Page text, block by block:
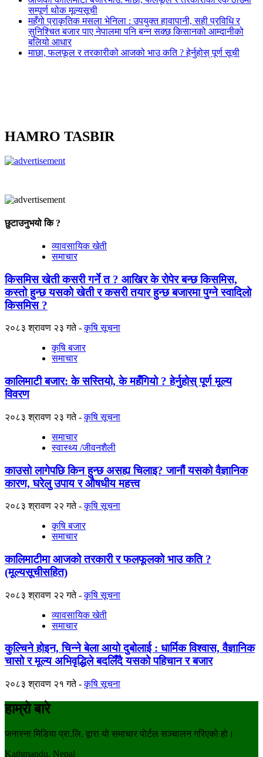
सम्पूर्ण थोक मूल्यसूची
महँगो प्राकृतिक मसला भेनिला : उपयुक्त हावापानी, सही प्रविधि र
सुनिश्चित बजार पाए नेपालमा पनि बन्न सक्छ किसानको आम्दानीको
बलियो आधार
माछा, फलफूल र तरकारीको आजको भाउ कति ? हेर्नुहोस् पूर्ण सूची
HAMRO TASBIR
छुटाउनुभयो कि ?
व्यावसायिक खेती
समाचार
किसमिस खेती कसरी गर्ने त ? आखिर के रोपेर बन्छ किसमिस,
कस्तो हुन्छ यसको खेती र कसरी तयार हुन्छ बजारमा पुग्ने स्वादिलो
किसमिस ?
२०८३ श्रावण २३ गते
कृषि सूचना
कृषि बजार
समाचार
कालिमाटी बजार: के सस्तियो, के महँगियो ? हेर्नुहोस् पूर्ण मूल्य
विवरण
२०८३ श्रावण २३ गते
कृषि सूचना
समाचार
स्वास्थ्य /जीवनशैली
काउसो लागेपछि किन हुन्छ असह्य चिलाइ? जानौं यसको वैज्ञानिक
कारण, घरेलु उपाय र औषधीय महत्त्व
२०८३ श्रावण २२ गते
कृषि सूचना
कृषि बजार
समाचार
कालिमाटीमा आजको तरकारी र फलफूलको भाउ कति ?
(मूल्यसूचीसहित)
२०८३ श्रावण २२ गते
कृषि सूचना
व्यावसायिक खेती
समाचार
कुल्चिने होइन, चिन्ने बेला आयो दुबोलाई : धार्मिक विश्वास, वैज्ञानिक
चासो र मूल्य अभिवृद्धिले बदलिँदै यसको पहिचान र बजार
२०८३ श्रावण २१ गते कृषि सूचना
हाम्रो बारे
जनास्ना मिडिया प्रा.लि. द्वारा यो समाचार पोर्टल सञ्चालन गरिएको हो।
Kathmandu, Nepal